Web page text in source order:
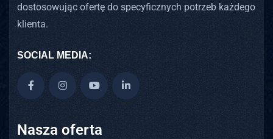
dostosowując ofertę do specyficznych potrzeb każdego
klienta.
SOCIAL MEDIA:
Nasza oferta